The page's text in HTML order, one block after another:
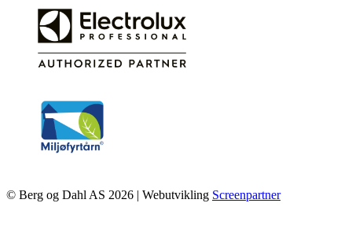
© Berg og Dahl AS 2026 | Webutvikling Screenpartner